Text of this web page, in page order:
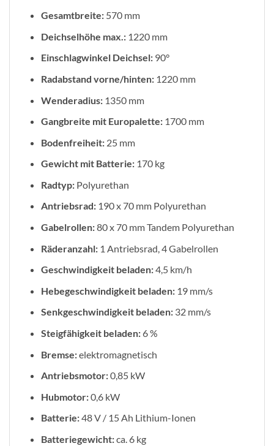
Gesamtbreite:570 mm
Deichselhöhe max.:1220 mm
Einschlagwinkel Deichsel:90°
Radabstand vorne/hinten:1220 mm
Wenderadius:1350 mm
Gangbreite mit Europalette:1700 mm
Bodenfreiheit:25 mm
Gewicht mit Batterie:170 kg
Radtyp:Polyurethan
Antriebsrad:190 x 70 mm Polyurethan
Gabelrollen:80 x 70 mm Tandem Polyurethan
Räderanzahl:1 Antriebsrad, 4 Gabelrollen
Geschwindigkeit beladen:4,5 km/h
Hebegeschwindigkeit beladen:19 mm/s
Senkgeschwindigkeit beladen:32 mm/s
Steigfähigkeit beladen:6 %
Bremse:elektromagnetisch
Antriebsmotor:0,85 kW
Hubmotor:0,6 kW
Batterie:48 V / 15 Ah Lithium-Ionen
Batteriegewicht:ca. 6 kg